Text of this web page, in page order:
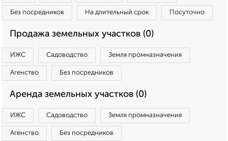
Без посредников На длительный срок Посуточно
Продажа земельных участков (0)
ИЖС Садоводство Земля промназначения
Агенство Без посредников
Аренда земельных участков (0)
ИЖС Садоводство Земля промназначения
Агенство Без посредников